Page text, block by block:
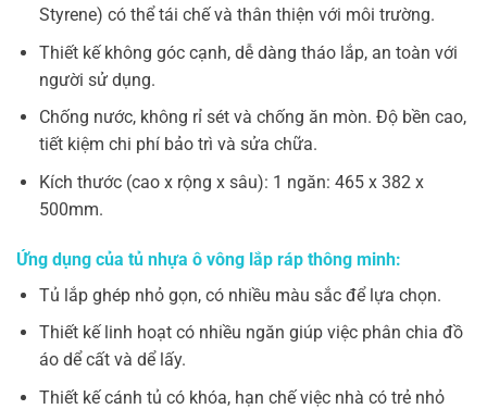
Styrene) có thể tái chế và thân thiện với môi trường.
Thiết kế không góc cạnh, dễ dàng tháo lắp, an toàn với
người sử dụng.
Chống nước, không rỉ sét và chống ăn mòn. Độ bền cao,
tiết kiệm chi phí bảo trì và sửa chữa.
Kích thước (cao x rộng x sâu): 1 ngăn: 465 x 382 x
500mm.
Ứng dụng của tủ nhựa ô vông lắp ráp thông minh:
Tủ lắp ghép nhỏ gọn, có nhiều màu sắc để lựa chọn.
Thiết kế linh hoạt có nhiều ngăn giúp việc phân chia đồ
áo dể cất và dể lấy.
Thiết kế cánh tủ có khóa, hạn chế việc nhà có trẻ nhỏ